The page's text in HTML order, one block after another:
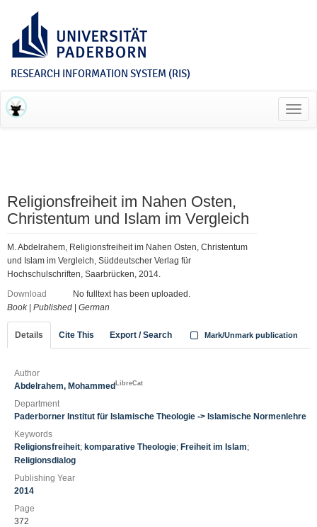
RESEARCH INFORMATION SYSTEM (RIS)
Religionsfreiheit im Nahen Osten,
Christentum und Islam im Vergleich
M. Abdelrahem, Religionsfreiheit im Nahen Osten, Christentum
und Islam im Vergleich, Süddeutscher Verlag für
Hochschulschriften, Saarbrücken, 2014.
Download
No fulltext has been uploaded.
Book| Published German
Details Cite This Export / Search Mark/Unmark publication
Author
Abdelrahem, Mohammed LibreCat
Department
Paderborner Institut für Islamische Theologie -> Islamische Normenlehre
Keywords
Religionsfreiheit; komparative Theologie; Freiheit im Islam;
Religionsdialog
Publishing Year
2014
Page
372